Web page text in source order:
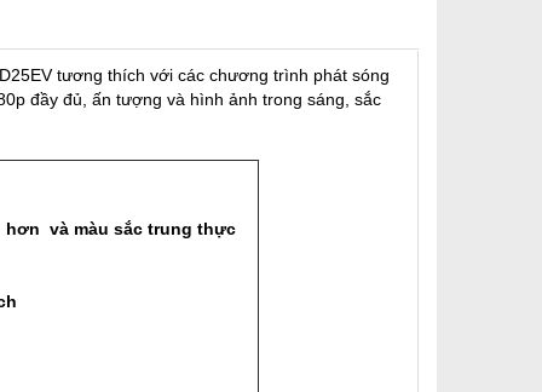
tương thích với các chương trình phát sóng
đầy đủ, ấn tượng và hình ảnh trong sáng, sắc
hơn và màu sắc trung thực